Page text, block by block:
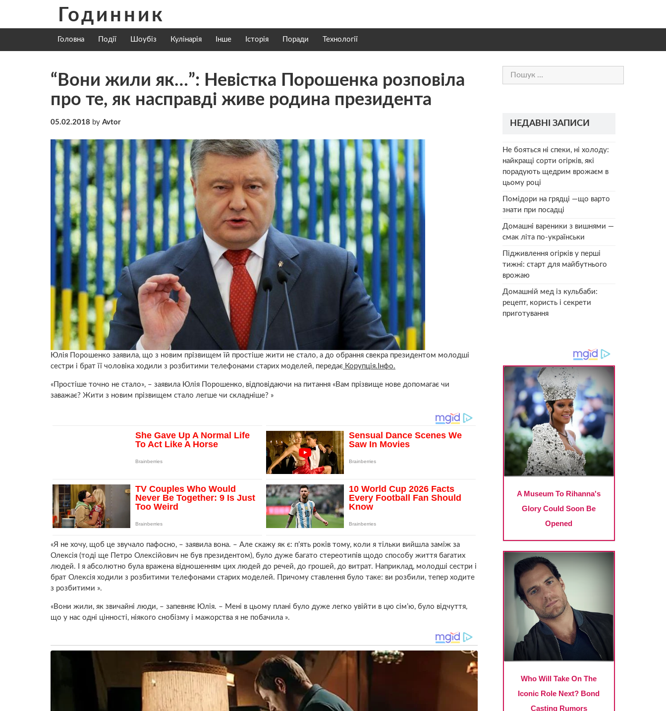
content
Годинник
Головна Події Шоубіз Кулінарія Інше Історія Поради Технології
“Вони жили як…”: Невістка Порошенка розповіла
про те, як насправді живе родина президента
05.02.2018 by Avtor
Юлія Порошенко заявила, що з новим прізвищем їй простіше жити не стало, а до обрання свекра президентом молодші
сестри і брат її чоловіка ходили з розбитими телефонами старих моделей, передає Корупція.Інфо.
«Простіше точно не стало», – заявила Юлія Порошенко, відповідаючи на питання «Вам прізвище нове допомагає чи
заважає? Жити з новим прізвищем стало легше чи складніше? »
«Я не хочу, щоб це звучало пафосно, – заявила вона. – Але скажу як є: п’ять років тому, коли я тільки вийшла заміж за
Олексія (тоді ще Петро Олексійович не був президентом), було дуже багато стереотипів щодо способу життя багатих
людей. І я абсолютно була вражена відношенням цих людей до речей, до грошей, до витрат. Наприклад, молодші сестри і
брат Олексія ходили з розбитими телефонами старих моделей. Причому ставлення було таке: ви розбили, тепер ходите
з розбитими ».
«Вони жили, як звичайні люди, – запевняє Юлія. – Мені в цьому плані було дуже легко увійти в цю сім’ю, було відчуття,
що у нас одні цінності, ніякого снобізму і мажорства я не побачила ».
Пошук:
НЕДАВНІ ЗАПИСИ
Не бояться ні спеки, ні холоду:
найкращі сорти огірків, які
порадують щедрим врожаєм в
цьому році
Помідори на грядці —що варто
знати при посадці
Домашні вареники з вишнями —
смак літа по-українськи
Підживлення огірків у перші
тижні: старт для майбутнього
врожаю
Домашній мед із кульбаби:
рецепт, користь і секрети
приготування